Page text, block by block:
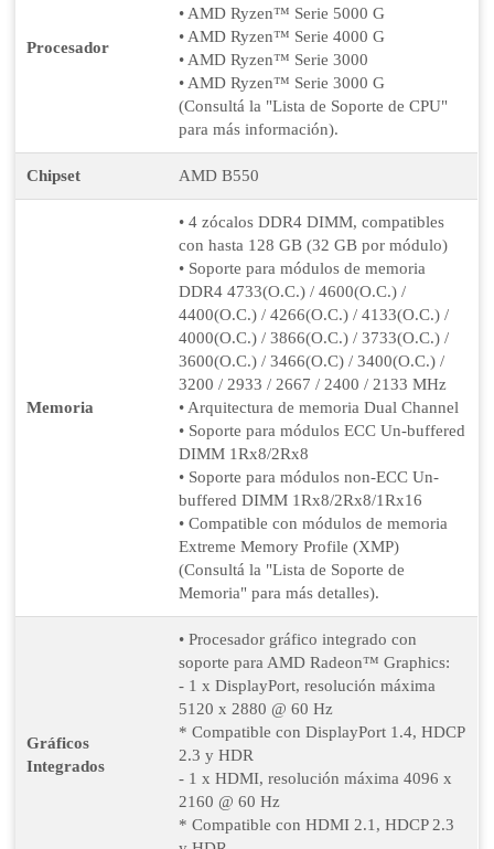
Procesador
• AMD Ryzen™ Serie 5000 G
• AMD Ryzen™ Serie 4000 G
• AMD Ryzen™ Serie 3000
• AMD Ryzen™ Serie 3000 G
(Consultá la "Lista de Soporte de CPU"
para más información).
Chipset AMD B550
Memoria
• 4 zócalos DDR4 DIMM, compatibles
con hasta 128 GB (32 GB por módulo)
• Soporte para módulos de memoria
DDR4 4733(O.C.) / 4600(O.C.) /
4400(O.C.) / 4266(O.C.) / 4133(O.C.) /
4000(O.C.) / 3866(O.C.) / 3733(O.C.) /
3600(O.C.) / 3466(O.C) / 3400(O.C.) /
3200 / 2933 / 2667 / 2400 / 2133 MHz
• Arquitectura de memoria Dual Channel
• Soporte para módulos ECC Un-buffered
DIMM 1Rx8/2Rx8
• Soporte para módulos non-ECC Un-
buffered DIMM 1Rx8/2Rx8/1Rx16
• Compatible con módulos de memoria
Extreme Memory Profile (XMP)
(Consultá la "Lista de Soporte de
Memoria" para más detalles).
Gráficos
Integrados
• Procesador gráfico integrado con
soporte para AMD Radeon™ Graphics:
- 1 x DisplayPort, resolución máxima
5120 x 2880 @ 60 Hz
* Compatible con DisplayPort 1.4, HDCP
2.3 y HDR
- 1 x HDMI, resolución máxima 4096 x
2160 @ 60 Hz
* Compatible con HDMI 2.1, HDCP 2.3